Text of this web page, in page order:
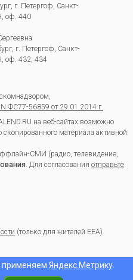
г. Петергоф, Санкт-
оф. 440
г. Петергоф, Санкт-
оф. 432, 434
ФС77-56859 от 29.01.2014 г.
на веб-сайтах возможно
материала активной
СМИ (радио, телевидение,
. Для согласования отправьте
(только для жителей EEA).
Яндекс.Метрику.